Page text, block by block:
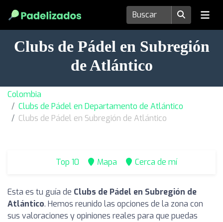
Clubs de Pádel en Subregión
de Atlántico
Colombia
Clubs de Pádel en Departamento de Atlántico
Clubs de Pádel en Subregión de Atlántico
Top 10 Mapa Cerca de mí
Esta es tu guía de Clubs de Pádel en Subregión de
Atlántico. Hemos reunido las opciones de la zona con
sus valoraciones y opiniones reales para que puedas